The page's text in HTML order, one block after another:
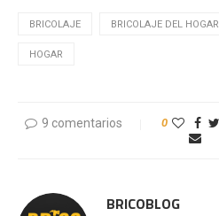
BRICOLAJE BRICOLAJE DEL HOGAR
HOGAR
9 comentarios 0
BRICOBLOG